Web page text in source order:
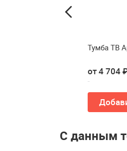
Тумба ТВ
от 4 704
С данным